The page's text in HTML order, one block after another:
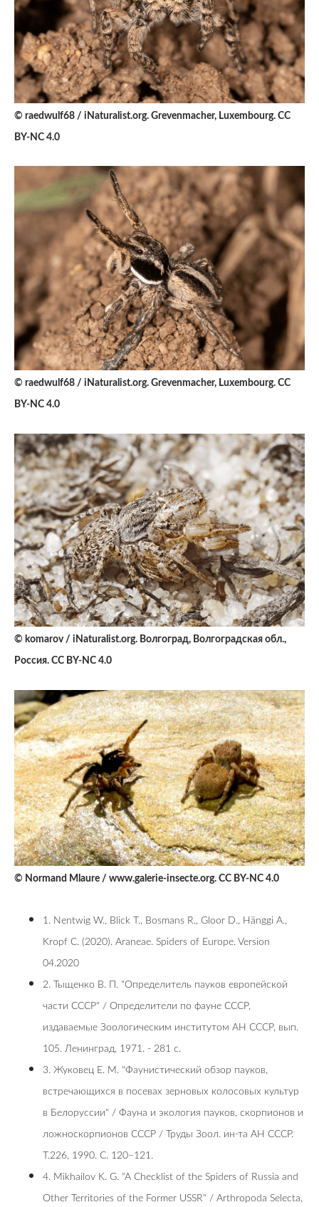
© raedwulf68 / iNaturalist.org. Grevenmacher, Luxembourg. CC
BY-NC 4.0
© raedwulf68 / iNaturalist.org. Grevenmacher, Luxembourg. CC
BY-NC 4.0
© komarov / iNaturalist.org. Волгоград, Волгоградская обл.,
Россия. CC BY-NC 4.0
© Normand Mlaure / www.galerie-insecte.org. CC BY-NC 4.0
1. Nentwig W., Blick T., Bosmans R., Gloor D., Hänggi A.,
Kropf C. (2020). Araneae. Spiders of Europe. Version
04.2020
2. Тыщенко В. П. "Определитель пауков европейской
части СССР" / Определители по фауне СССР,
издаваемые Зоологическим институтом АН СССР, вып.
105. Ленинград, 1971. - 281 с.
3. Жуковец Е. М. "Фаунистический обзор пауков,
встречающихся в посевах зерновых колосовых культур
в Белоруссии" / Фауна и экология пауков, скорпионов и
ложноскорпионов СССР / Труды Зоол. ин-та АН СССР.
Т.226, 1990. С. 120–121.
4. Mikhailov K. G. "A Checklist of the Spiders of Russia and
Other Territories of the Former USSR" / Arthropoda Selecta,